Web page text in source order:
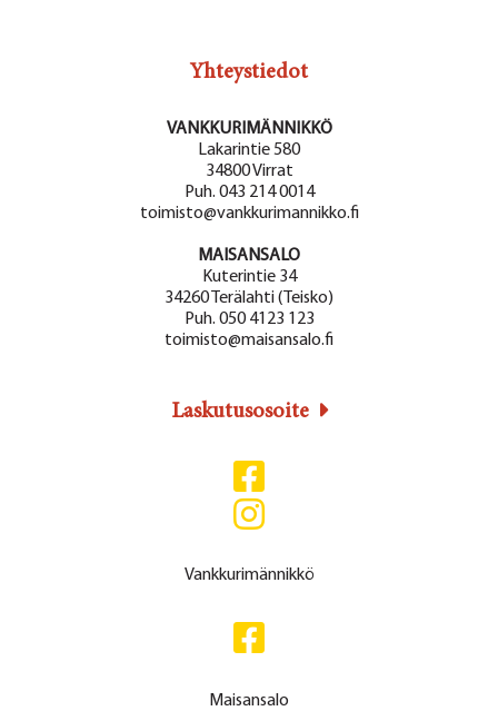
Yhteystiedot
VANKKURIMÄNNIKKÖ
Lakarintie 580
34800 Virrat
Puh. 043 214 0014
toimisto@vankkurimannikko.fi
MAISANSALO
Kuterintie 34
34260 Terälahti (Teisko)
Puh. 050 4123 123
toimisto@maisansalo.fi
Laskutusosoite
Vankkurimännikkö
Maisansalo